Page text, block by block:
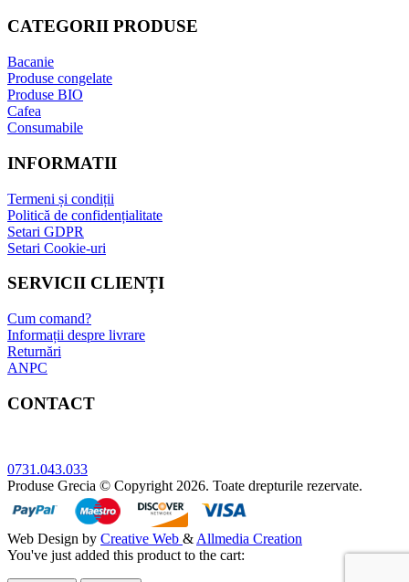
CATEGORII PRODUSE
Bacanie
Produse congelate
Produse BIO
Cafea
Consumabile
INFORMATII
Termeni și condiții
Politică de confidențialitate
Setari GDPR
Setari Cookie-uri
SERVICII CLIENȚI
Cum comand?
Informații despre livrare
Returnări
ANPC
CONTACT
0731.043.033
Produse Grecia © Copyright 2026. Toate drepturile rezervate.
Web Design by Creative Web &Allmedia Creation
You've just added this product to the cart: